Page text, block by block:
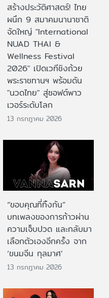
สร้างประวัติศาสตร์! ไทย
ผนึก 9 สมาคมนานาชาติ
จัดใหญ่ "International
NUAD THAI &
Wellness Festival
2026" เปิดเวทีชิงถ้วย
พระราชทานฯ พร้อมดัน
"นวดไทย" สู่ซอฟต์พาว
เวอร์ระดับโลก
13 กรกฎาคม 2026
“ขอบคุณที่ทิ้งกัน”
บทเพลงของการก้าวผ่าน
ความเจ็บปวด และกลับมา
เลือกตัวเองอีกครั้ง จาก
‘ขนมจีน กุลมาศ’
13 กรกฎาคม 2026